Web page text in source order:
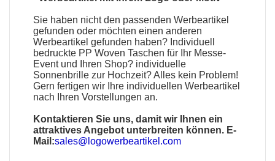
Sie haben nicht den passendenWerbeartikel
gefunden oder möchten einen anderen
Werbeartikel gefunden haben? Individuell
bedruckte PP Woven Taschen für Ihr Messe-
Event und Ihren Shop? individuelle
Sonnenbrille zur Hochzeit? Alles kein Problem!
Gern fertigen wir Ihre individuellen Werbeartikel
nach Ihren Vorstellungen an.
Kontaktieren Sie uns, damit wir Ihnen ein
attraktives Angebot unterbreiten können. E-
Mail:sales@logowerbeartikel.com